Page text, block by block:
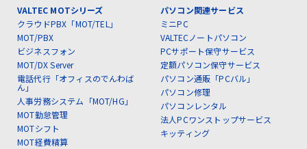
VALTEC MOTシリーズ
クラウドPBX「MOT/TEL」
MOT/PBX
ビジネスフォン
MOT/DX Server
電話代行「オフィスのでんわば
ん」
人事労務システム「MOT/HG」
MOT勤怠管理
MOTシフト
MOT経費精算
パソコン関連サービス
ミニPC
VALTECノートパソコン
PCサポート保守サービス
定額パソコン保守サービス
パソコン通販「PCバル」
パソコン修理
パソコンレンタル
法人PCワンストップサービス
キッティング